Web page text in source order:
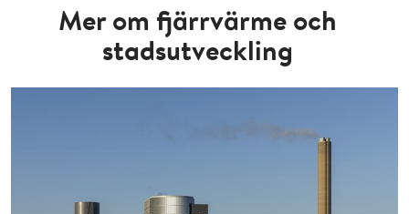
Mer om fjärrvärme och
stadsutveckling